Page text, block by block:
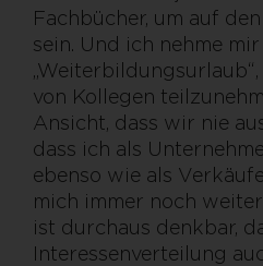
Fachbücher, um auf
sein. Und ich nehme
von Kollegen
Ansicht, dass wir nie
dass ich als
ebenso wie als
mich immer noch
ist durchaus denkbar,
Interessenverteilung